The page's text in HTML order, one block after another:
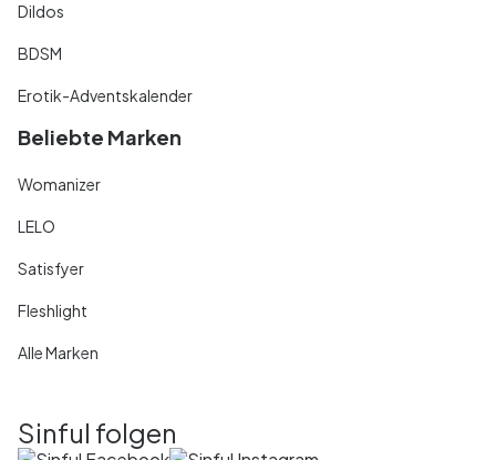
Dildos
BDSM
Erotik-Adventskalender
Beliebte Marken
Womanizer
LELO
Satisfyer
Fleshlight
Alle Marken
Sinful folgen